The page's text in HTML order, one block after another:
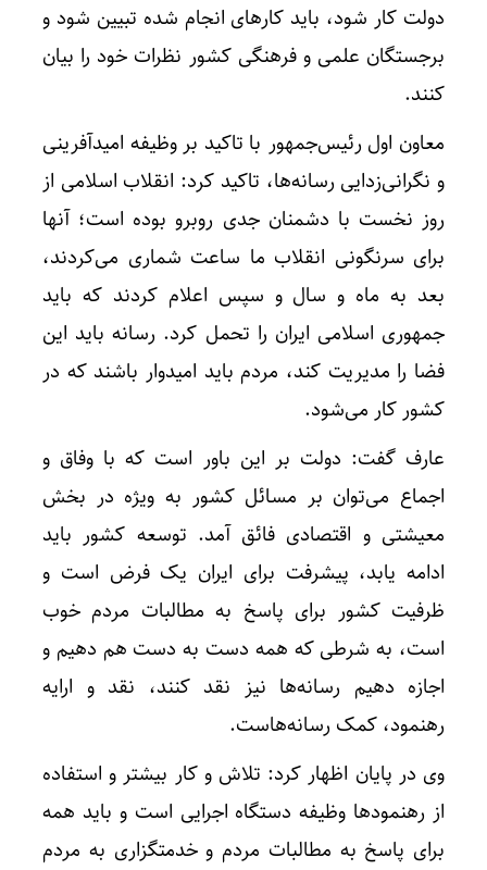
دولت کار شود، باید کارهای انجام شده تبیین شود و
برجستگان علمی و فرهنگی کشور نظرات خود را بیان
کنند.
معاون اول رئیس‌جمهور با تاکید بر وظیفه امیدآفرینی
و نگرانی‌زدایی رسانه‌ها، تاکید کرد: انقلاب اسلامی از
روز نخست با دشمنان جدی روبرو بوده است؛ آنها
برای سرنگونی انقلاب ما ساعت شماری می‌کردند،
بعد به ماه و سال و سپس اعلام کردند که باید
جمهوری اسلامی ایران را تحمل کرد. رسانه باید این
فضا را مدیریت کند، مردم باید امیدوار باشند که در
کشور کار می‌شود.
عارف گفت: دولت بر این باور است که با وفاق و
اجماع می‌توان بر مسائل کشور به ویژه در بخش
معیشتی و اقتصادی فائق آمد. توسعه کشور باید
ادامه یابد، پیشرفت برای ایران یک فرض است و
ظرفیت کشور برای پاسخ به مطالبات مردم خوب
است، به شرطی که همه دست به دست هم دهیم و
اجازه دهیم رسانه‌ها نیز نقد کنند، نقد و ارایه
رهنمود، کمک رسانه‌هاست.
وی در پایان اظهار کرد: تلاش و کار بیشتر و استفاده
از رهنمودها وظیفه دستگاه اجرایی است و باید همه
برای پاسخ به مطالبات مردم و خدمتگزاری به مردم